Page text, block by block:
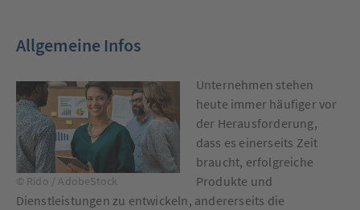
Registrieren
Allgemeine Infos
© Rido / AdobeStock
Unternehmen stehen
heute immer häufiger vor
der Herausforderung,
dass es einerseits Zeit
braucht, erfolgreiche
Produkte und
Dienstleistungen zu entwickeln, andererseits die